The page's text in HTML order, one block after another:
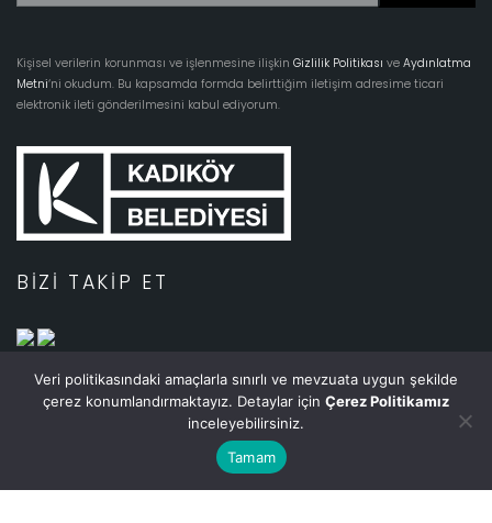
Kişisel verilerin korunması ve işlenmesine ilişkin Gizlilik Politikası ve Aydınlatma
Metni‘ni okudum. Bu kapsamda formda belirttiğim iletişim adresime ticari
elektronik ileti gönderilmesini kabul ediyorum.
BIZI TAKIP ET
alan kadıköy ©️ 2022. Tüm hakları saklıdır.
Veri politikasındaki amaçlarla sınırlı ve mevzuata uygun şekilde
çerez konumlandırmaktayız. Detaylar için Çerez Politikamız
inceleyebilirsiniz.
Tamam